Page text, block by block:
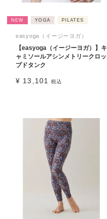
NEW YOGA PILATES
easyoga（イージーヨガ）
【easyoga（イージーヨガ）】キ
ャミソールアシンメトリークロッ
プドタンク
¥ 13,101 税込